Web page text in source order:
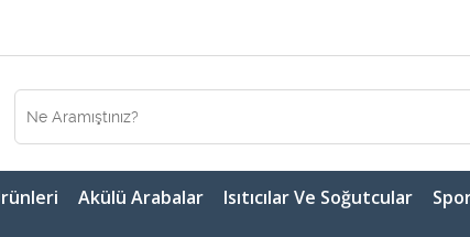
Akülü Arabalar Isıtıcılar Ve Soğutcular